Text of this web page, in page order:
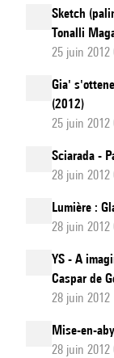
Sketch
Tonalli
25 juin 2012
Gia'
(2012)
25 juin 2012
Sciarada -
28 juin 2012
Lumière :
28 juin 2012
YS - A
Caspar de
28 juin 2012
Mise-en-
28 juin 2012